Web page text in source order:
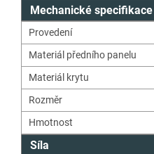
Mechanické specifikace
Provedení
Materiál předního panelu
Materiál krytu
Rozměr
Hmotnost
Síla